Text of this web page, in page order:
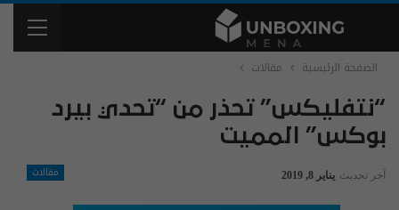
الصفحة الرئيسية مقالات
“نتفليكس” تحذر من “تحدي بيرد
بوكس” المميت
مقالات آخر تحديث يناير 8, 2019